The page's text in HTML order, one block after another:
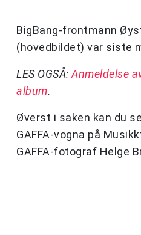
BigBang-frontmann
(hovedbildet) var siste
LES OGSÅ: Anmeldelse
album.
Øverst i saken kan du
GAFFA-vogna på
GAFFA-fotograf Helge